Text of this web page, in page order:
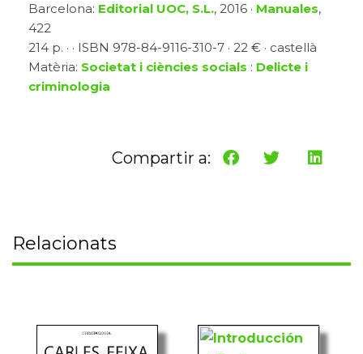
Barcelona: Editorial UOC, S.L., 2016 · Manuales,
422
214 p. · · ISBN 978-84-9116-310-7 · 22 € · castellà
Matèria: Societat i ciències socials : Delicte i
criminologia
Compartir a:
Relacionats